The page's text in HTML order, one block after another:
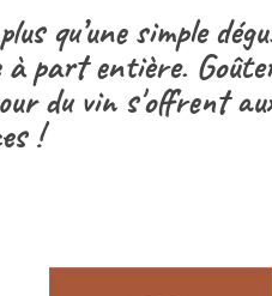
qu’une simple
part entière.
du vin s'offrent
!